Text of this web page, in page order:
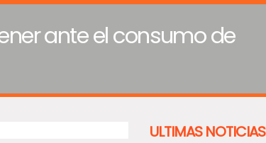
ante el consumo de
ULTIMAS NOTICIAS